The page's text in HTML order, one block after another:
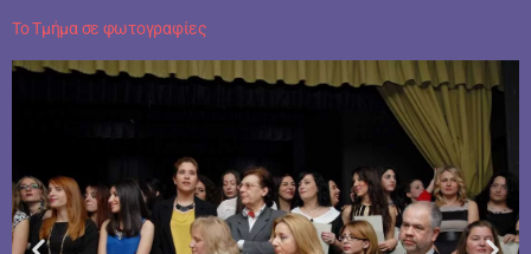
Το Τμήμα σε φωτογραφίες